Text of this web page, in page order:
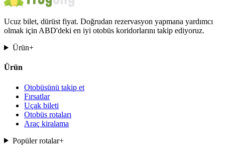
Ucuz bilet, dürüst fiyat. Doğrudan rezervasyon yapmana yardımcı
olmak için ABD'deki en iyi otobüs koridorlarını takip ediyoruz.
Ürün+
Ürün
Otobüsünü takip et
Fırsatlar
Uçak bileti
Otobüs rotaları
Araç kiralama
Popüler rotalar+